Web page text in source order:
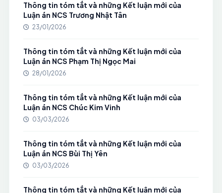
Thông tin tóm tắt và những Kết luận mới của
Luận án NCS Trương Nhật Tân
23/01/2026
Thông tin tóm tắt và những Kết luận mới của
Luận án NCS Phạm Thị Ngọc Mai
28/01/2026
Thông tin tóm tắt và những Kết luận mới của
Luận án NCS Chúc Kim Vinh
03/03/2026
Thông tin tóm tắt và những Kết luận mới của
Luận án NCS Bùi Thị Yên
03/03/2026
Thông tin tóm tắt và những Kết luận mới của